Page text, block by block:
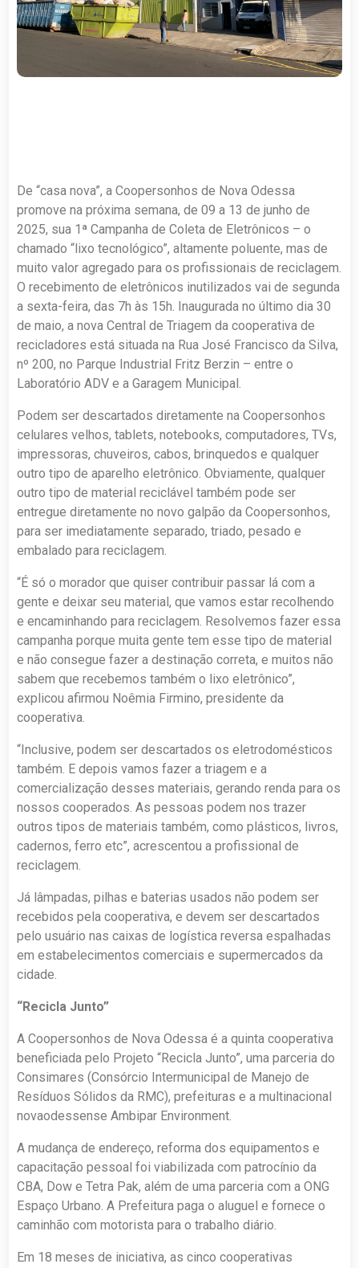
De “casa nova”, a Coopersonhos de Nova Odessa
promove na próxima semana, de 09 a 13 de junho de
2025, sua 1ª Campanha de Coleta de Eletrônicos – o
chamado “lixo tecnológico”, altamente poluente, mas de
muito valor agregado para os profissionais de reciclagem.
O recebimento de eletrônicos inutilizados vai de segunda
a sexta-feira, das 7h às 15h. Inaugurada no último dia 30
de maio, a nova Central de Triagem da cooperativa de
recicladores está situada na Rua José Francisco da Silva,
nº 200, no Parque Industrial Fritz Berzin – entre o
Laboratório ADV e a Garagem Municipal.
Podem ser descartados diretamente na Coopersonhos
celulares velhos, tablets, notebooks, computadores, TVs,
impressoras, chuveiros, cabos, brinquedos e qualquer
outro tipo de aparelho eletrônico. Obviamente, qualquer
outro tipo de material reciclável também pode ser
entregue diretamente no novo galpão da Coopersonhos,
para ser imediatamente separado, triado, pesado e
embalado para reciclagem.
“É só o morador que quiser contribuir passar lá com a
gente e deixar seu material, que vamos estar recolhendo
e encaminhando para reciclagem. Resolvemos fazer essa
campanha porque muita gente tem esse tipo de material
e não consegue fazer a destinação correta, e muitos não
sabem que recebemos também o lixo eletrônico”,
explicou afirmou Noêmia Firmino, presidente da
cooperativa.
“Inclusive, podem ser descartados os eletrodomésticos
também. E depois vamos fazer a triagem e a
comercialização desses materiais, gerando renda para os
nossos cooperados. As pessoas podem nos trazer
outros tipos de materiais também, como plásticos, livros,
cadernos, ferro etc”, acrescentou a profissional de
reciclagem.
Já lâmpadas, pilhas e baterias usados não podem ser
recebidos pela cooperativa, e devem ser descartados
pelo usuário nas caixas de logística reversa espalhadas
em estabelecimentos comerciais e supermercados da
cidade.
“Recicla Junto”
A Coopersonhos de Nova Odessa é a quinta cooperativa
beneficiada pelo Projeto “Recicla Junto”, uma parceria do
Consimares (Consórcio Intermunicipal de Manejo de
Resíduos Sólidos da RMC), prefeituras e a multinacional
novaodessense Ambipar Environment.
A mudança de endereço, reforma dos equipamentos e
capacitação pessoal foi viabilizada com patrocínio da
CBA, Dow e Tetra Pak, além de uma parceria com a ONG
Espaço Urbano. A Prefeitura paga o aluguel e fornece o
caminhão com motorista para o trabalho diário.
Em 18 meses de iniciativa, as cinco cooperativas